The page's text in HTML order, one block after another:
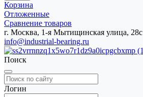
Корзина
Отложенные
Сравнение товаров
г. Москва, 1-я Мытищинская улица, 28с
info@industrial-bearing.ru
Поиск
Логин